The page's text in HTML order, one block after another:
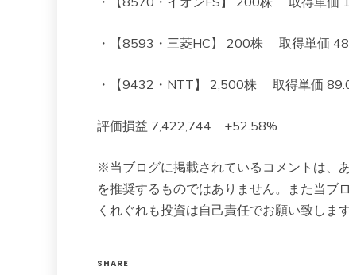
・【8593・三菱HC】 200株 取得単価
・【9432・NTT】 2,500株 取得単価
評価損益 7,422,744 +52.58%
※当ブログに掲載されているコメントは、
を推奨するものではありません。また当ブ
くれぐれも投資は自己責任でお願い致します
SHARE